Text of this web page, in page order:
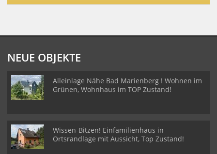
NEUE OBJEKTE
Alleinlage Nähe Bad Marienberg ! Wohnen im
Grünen, Wohnhaus im TOP Zustand!
Wissen-Bitzen! Einfamilienhaus in
Ortsrandlage mit Aussicht, Top Zustand!